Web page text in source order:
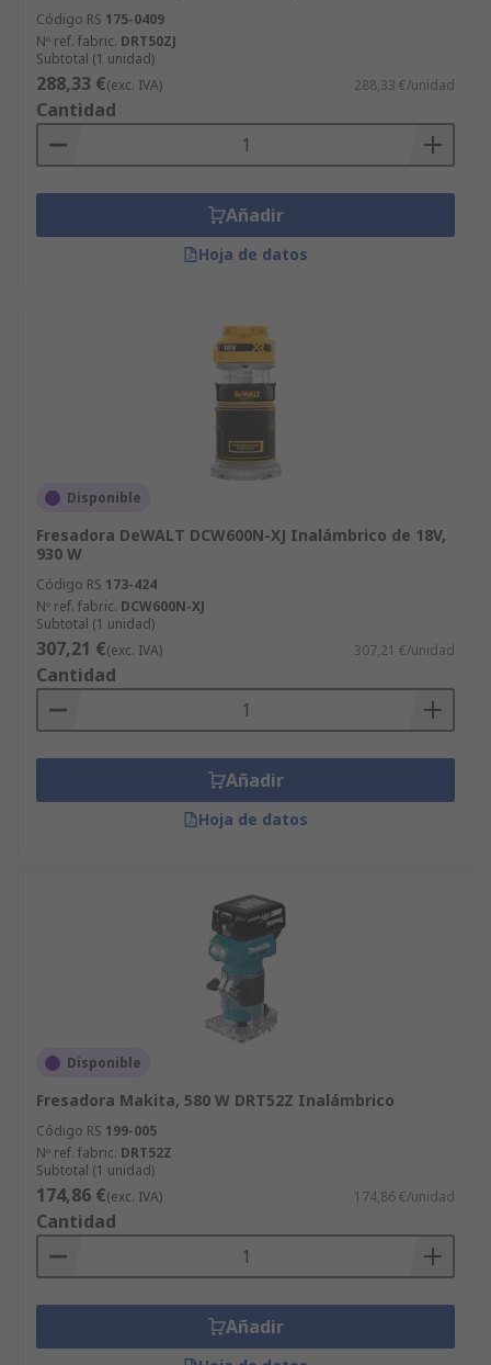
Código RS 175-0409
Nº ref. fabric. DRT50ZJ
Subtotal (1 unidad)
288,33 €(exc. IVA) 288,33 €/unidad
Cantidad
Añadir
Hoja de datos
Disponible
Fresadora DeWALT DCW600N-XJ Inalámbrico de 18V,
930 W
Código RS 173-424
Nº ref. fabric. DCW600N-XJ
Subtotal (1 unidad)
307,21 €(exc. IVA) 307,21 €/unidad
Cantidad
Añadir
Hoja de datos
Disponible
Fresadora Makita, 580 W DRT52Z Inalámbrico
Código RS 199-005
Nº ref. fabric. DRT52Z
Subtotal (1 unidad)
174,86 €(exc. IVA) 174,86 €/unidad
Cantidad
Añadir